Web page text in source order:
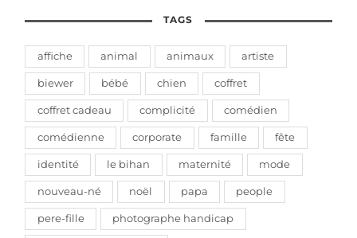
TAGS
affiche animal animaux artiste
biewer bébé chien coffret
coffret cadeau complicité comédien
comédienne corporate famille fête
identité le bihan maternité mode
nouveau-né noël papa people
pere-fille photographe handicap